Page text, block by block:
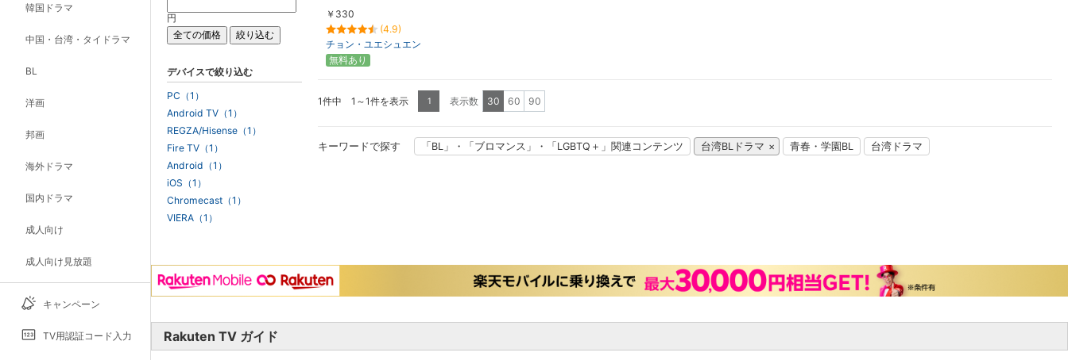
韓国ドラマ
中国・台湾・タイドラマ
BL
洋画
邦画
海外ドラマ
国内ドラマ
成人向け
成人向け見放題
キャンペーン
TV用認証コード入力
￥330
(4.9)
チョン・ユエシュエン
無料あり
1件中 1～1件を表示 1 表示数 30 60 90
キーワードで探す 「BL」・「ブロマンス」・「LGBTQ＋」関連コンテンツ 台湾BLドラマ 青春・学園BL 台湾ドラマ
円
デバイスで絞り込む
PC（1）
Android TV（1）
REGZA/Hisense（1）
Fire TV（1）
Android（1）
iOS（1）
Chromecast（1）
VIERA（1）
Rakuten TV ガイド